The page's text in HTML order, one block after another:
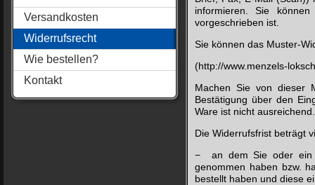
Versandkosten
Widerrufsrecht
Wie bestellen?
Kontakt
informieren. Sie
vorgeschrieben ist.
Sie können das Muster-
(http://www.menzels-
Machen Sie von dieser
Bestätigung über den
Ware ist nicht ausreichend.
Die Widerrufsfrist beträgt
− an dem Sie oder ein
genommen haben bzw.
bestellt haben und diese